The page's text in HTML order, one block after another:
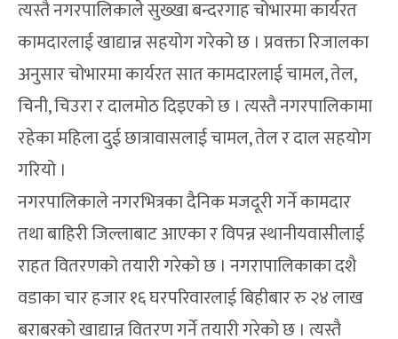
त्यस्तै नगरपालिकाले सुख्खा बन्दरगाह चोभारमा कार्यरत
कामदारलाई खाद्यान्न सहयोग गरेको छ । प्रवक्ता रिजालका
अनुसार चोभारमा कार्यरत सात कामदारलाई चामल, तेल,
चिनी, चिउरा र दालमोठ दिइएको छ । त्यस्तै नगरपालिकामा
रहेका महिला दुई छात्रावासलाई चामल, तेल र दाल सहयोग
गरियो ।
नगरपालिकाले नगरभित्रका दैनिक मजदूरी गर्ने कामदार
तथा बाहिरी जिल्लाबाट आएका र विपन्न स्थानीयवासीलाई
राहत वितरणको तयारी गरेको छ । नगरापालिकाका दशै
वडाका चार हजार १६ घरपरिवारलाई बिहीबार रु २४ लाख
बराबरको खाद्यान्न वितरण गर्ने तयारी गरेको छ । त्यस्तै